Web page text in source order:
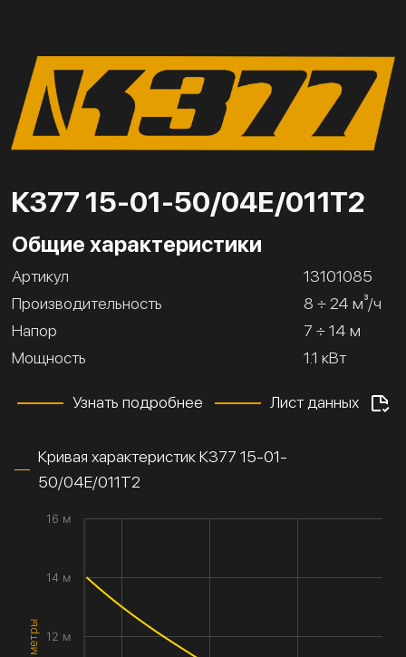
К377 15-01-50/04Е/011Т2
Общие характеристики
Артикул
13101085
Производительность
8 ÷ 24 м³/ч
Напор
7 ÷ 14 м
Мощность
1.1 кВт
Узнать подробнее Лист данных
Кривая характеристик К377 15-01-
50/04Е/011Т2
12 м
14 м
16 м